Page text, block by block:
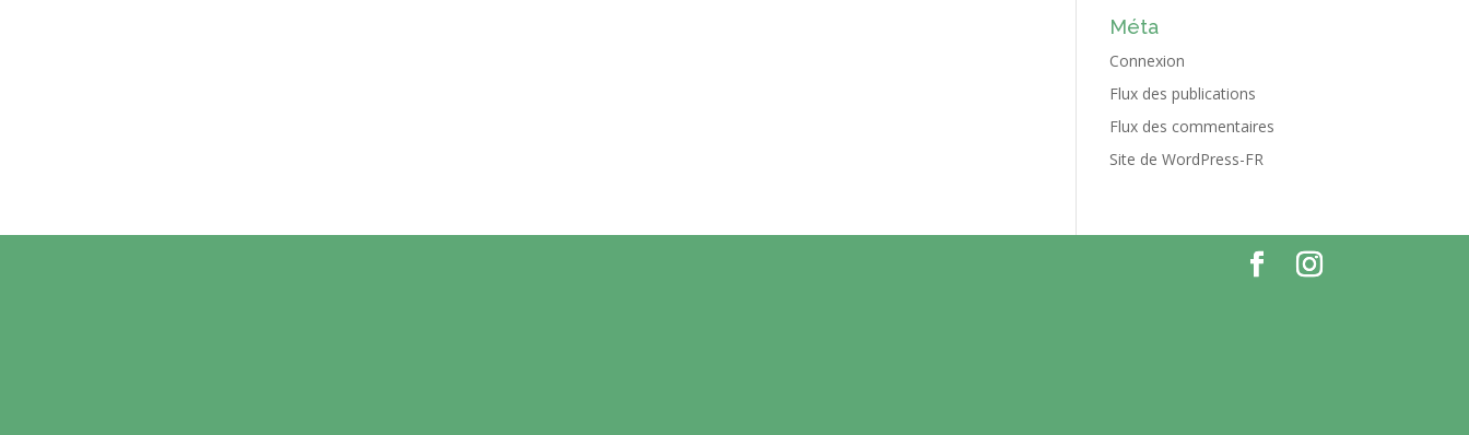
Méta
Connexion
Flux des publications
Flux des commentaires
Site de WordPress-FR